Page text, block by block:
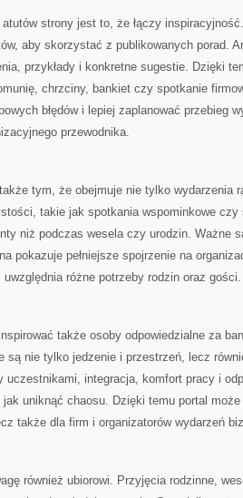
strony jest to, że łączy
aby skorzystać z publikowanych porad.
przykłady i konkretne sugestie. Dzięki
chrzciny, bankiet czy spotkanie
błędów i lepiej zaplanować przebieg
przewodnika.
tym, że obejmuje nie tylko wydarzenia
takie jak spotkania wspominkowe
niż podczas wesela czy urodzin. Ważne
pokazuje pełniejsze spojrzenie na
różne potrzeby rodzin oraz gości.
także osoby odpowiedzialne za
są nie tylko jedzenie i przestrzeń, lecz
uczestnikami, integracja, komfort pracy i
jak uniknąć chaosu. Dzięki temu portal
także dla firm i organizatorów wydarzeń
również ubiorowi. Przyjęcia rodzinne,